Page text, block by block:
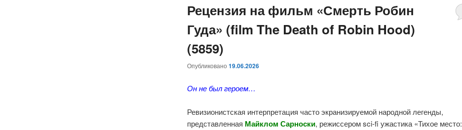
основному
содержимому
дополнительному
содержимому
Рецензия на фильм «Смерть Робин
Гуда» (film The Death of Robin Hood)
(5859)
Опубликовано19.06.2026
Он не был героем…
Ревизионистская интерпретация часто экранизируемой народной легенды,
представленная Майклом Сарноски, режиссером sci-fi ужастика «Тихое место: